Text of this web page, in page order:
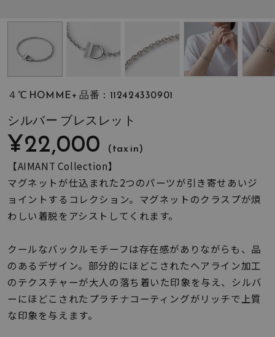
誕生石
モチーフ
ファッションテイス
着用シーン
レディース
リングサイズ
～
４℃ HOMME+ 品番：112424330901
シルバー ブレスレット
¥22,000 (tax in)
【AIMANT Collection】
マグネットが仕込まれた2つのパーツが引き寄せあいジ
ョイントするコレクション。マグネットのクラスプが煩
わしい着脱をアシストしてくれます。
クールなバックルモチーフは存在感がありながらも、品
のあるデザイン。部分的にほどこされたヘアライン加工
のテクスチャーが大人の落ち着いた印象を与え、シルバ
ーにほどこされたプラチナコーティングがリッチで上質
な印象を与えます。